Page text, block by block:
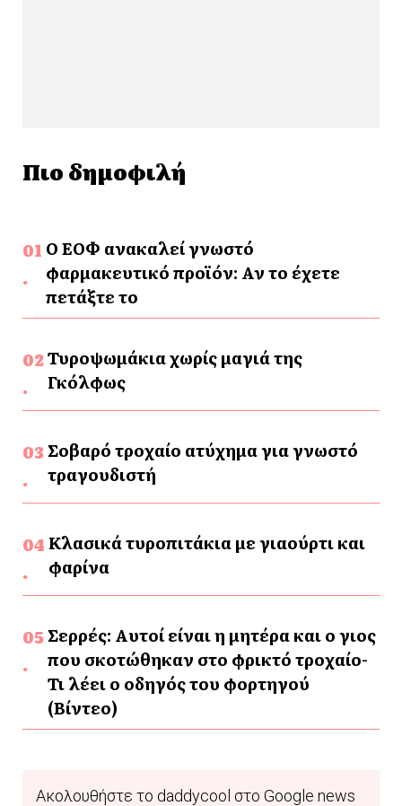
Πιο δημοφιλή
Ο ΕΟΦ ανακαλεί γνωστό
φαρμακευτικό προϊόν: Αν το έχετε
πετάξτε το
Τυροψωμάκια χωρίς μαγιά της
Γκόλφως
Σοβαρό τροχαίο ατύχημα για γνωστό
τραγουδιστή
Κλασικά τυροπιτάκια με γιαούρτι και
φαρίνα
Σερρές: Αυτοί είναι η μητέρα και ο γιος
που σκοτώθηκαν στο φρικτό τροχαίο-
Τι λέει ο οδηγός του φορτηγού
(Βίντεο)
Ακολουθήστε το daddycool στο Google news